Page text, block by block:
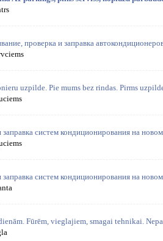
проверка и заправка
uzpilde. Pie mums bez rindas. Pirms
заправка систем кондиционирования на
заправка систем кондиционирования на
Fūrēm, vieglajiem, smagai tehnikai.